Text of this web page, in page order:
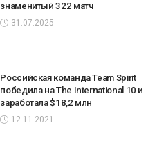
знаменитый 322 матч
31.07.2025
Российская команда Team Spirit
победила на The International 10 и
заработала $18,2 млн
12.11.2021